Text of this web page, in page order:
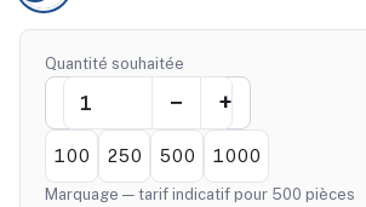
Quantité souhaitée
100 250 500 1000
Marquage — tarif indicatif pour 500 pièces